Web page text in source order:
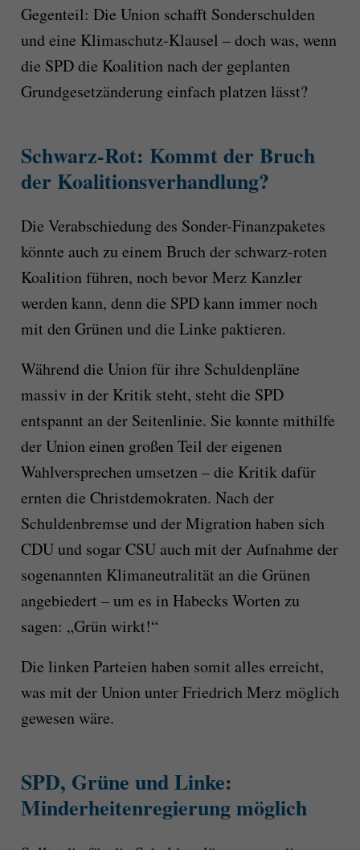
Gegenteil: Die Union schafft Sonderschulden
und eine Klimaschutz-Klausel – doch was, wenn
die SPD die Koalition nach der geplanten
Grundgesetzänderung einfach platzen lässt?
Schwarz-Rot: Kommt der Bruch
der Koalitionsverhandlung?
Die Verabschiedung des Sonder-Finanzpaketes
könnte auch zu einem Bruch der schwarz-roten
Koalition führen, noch bevor Merz Kanzler
werden kann, denn die SPD kann immer noch
mit den Grünen und die Linke paktieren.
Während die Union für ihre Schuldenpläne
massiv in der Kritik steht, steht die SPD
entspannt an der Seitenlinie. Sie konnte mithilfe
der Union einen großen Teil der eigenen
Wahlversprechen umsetzen – die Kritik dafür
ernten die Christdemokraten. Nach der
Schuldenbremse und der Migration haben sich
CDU und sogar CSU auch mit der Aufnahme der
sogenannten Klimaneutralität an die Grünen
angebiedert – um es in Habecks Worten zu
sagen: „Grün wirkt!“
Die linken Parteien haben somit alles erreicht,
was mit der Union unter Friedrich Merz möglich
gewesen wäre.
SPD, Grüne und Linke:
Minderheitenregierung möglich